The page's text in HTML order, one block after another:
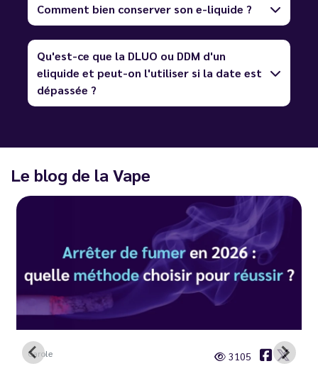
Comment bien conserver son e-liquide ?
Qu'est-ce que la DLUO ou DDM d'un
eliquide et peut-on l'utiliser si la date est
dépassée ?
Le blog de la Vape
Carole 3105